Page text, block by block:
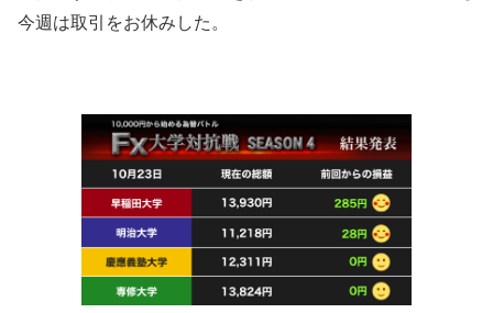
今週は取引をお休みした。